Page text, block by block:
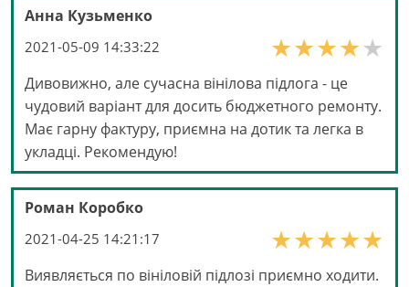
Анна Кузьменко
2021-05-09 14:33:22
Дивовижно, але сучасна вінілова підлога - це
чудовий варіант для досить бюджетного ремонту.
Має гарну фактуру, приємна на дотик та легка в
укладці. Рекомендую!
Роман Коробко
2021-04-25 14:21:17
Виявляється по вініловій підлозі приємно ходити.